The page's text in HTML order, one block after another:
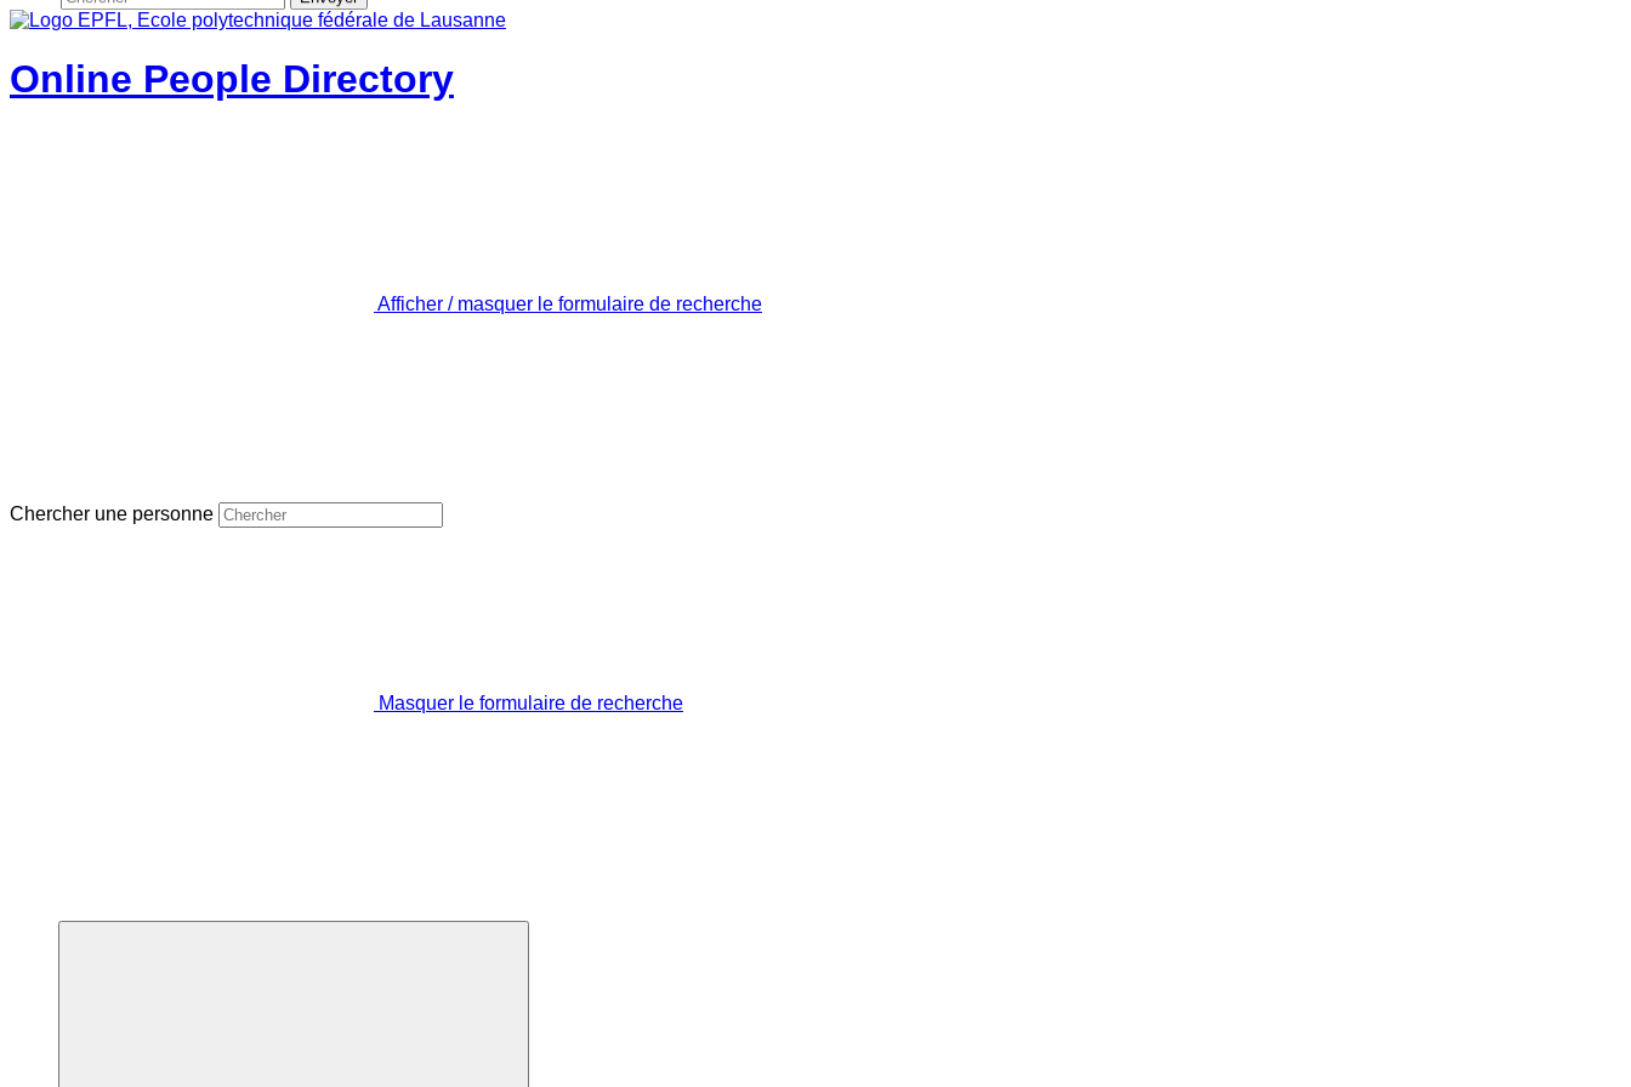
Online People Directory
Afficher / masquer le formulaire de recherche
Chercher une personne
Masquer le formulaire de recherche